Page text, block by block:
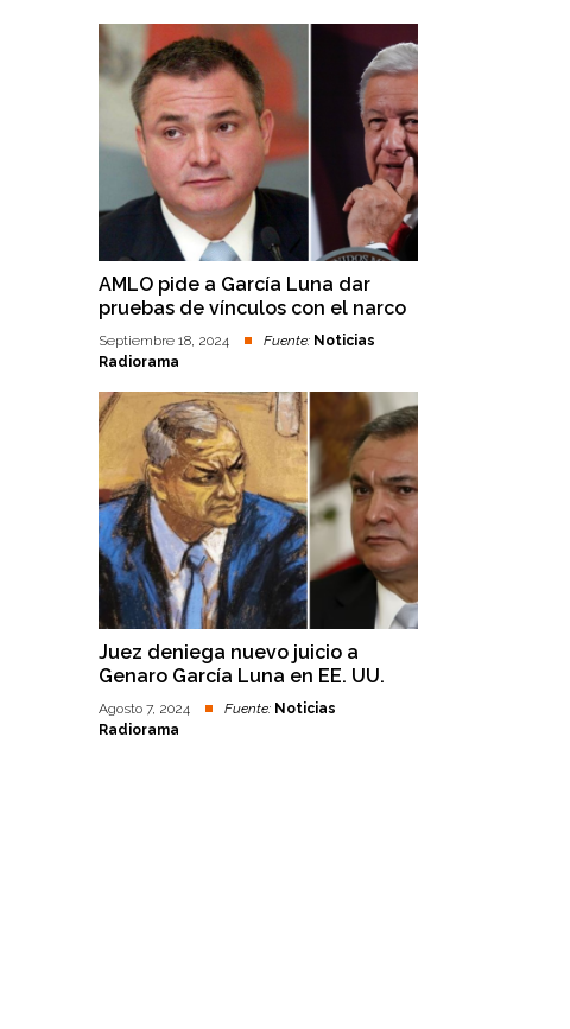
AMLO pide a García Luna dar
pruebas de vínculos con el narco
Septiembre 18, 2024 Fuente: Noticias
Radiorama
Juez deniega nuevo juicio a
Genaro García Luna en EE. UU.
Agosto 7, 2024 Fuente: Noticias
Radiorama